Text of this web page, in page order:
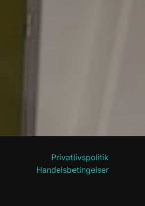
Privatlivspolitik
Handelsbetingelser